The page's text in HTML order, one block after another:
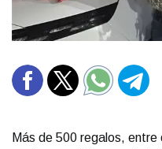
Más de 500 regalos,